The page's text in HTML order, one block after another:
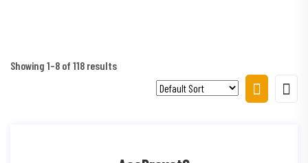
Showing 1–8 of 118 results